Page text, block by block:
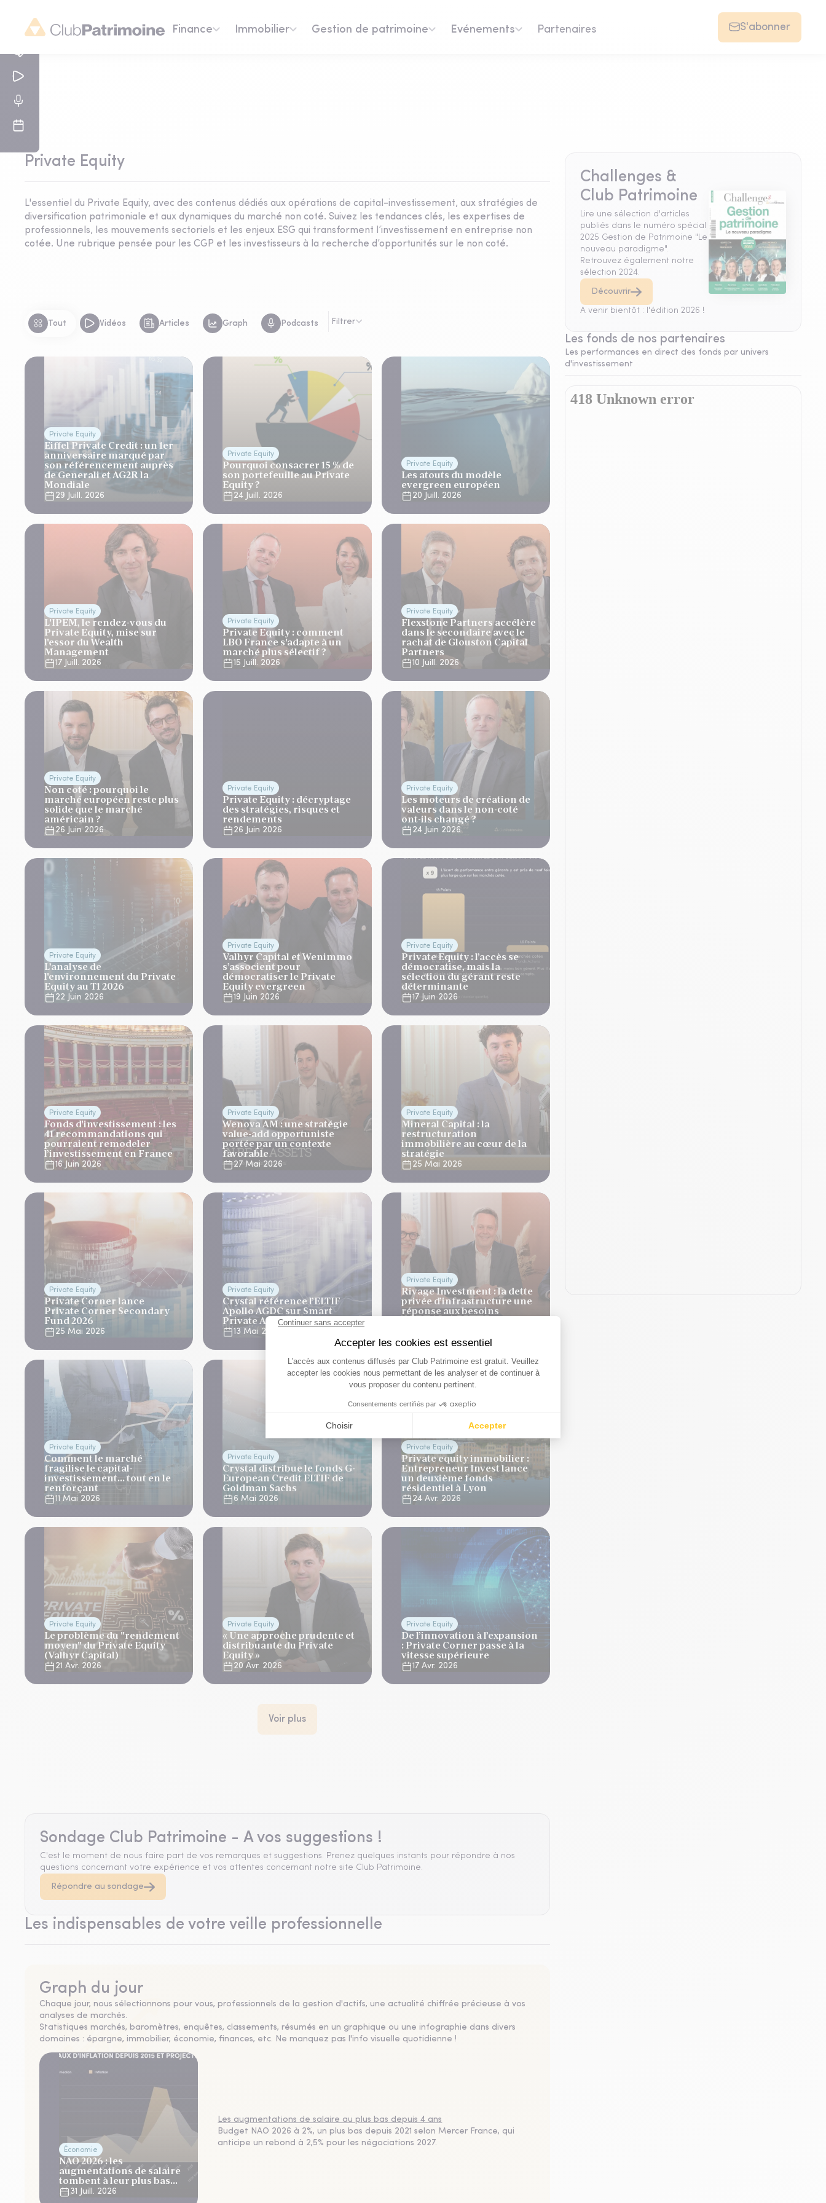
Finance Immobilier Gestion de patrimoine Evénements Partenaires S'abonner
Private Equity
L'essentiel du Private Equity, avec des contenus dédiés aux opérations de capital-investissement, aux stratégies de
diversification patrimoniale et aux dynamiques du marché non coté. Suivez les tendances clés, les expertises de
professionnels, les mouvements sectoriels et les enjeux ESG qui transforment l’investissement en entreprise non
cotée. Une rubrique pensée pour les CGP et les investisseurs à la recherche d’opportunités sur le non coté.
Tout Vidéos Articles Graph Podcasts Filtrer
Private Equity
Eiffel Private Credit : un 1er
anniversaire marqué par
son référencement auprès
de Generali et AG2R la
Mondiale
29 Juill. 2026
Private Equity
Pourquoi consacrer 15 % de
son portefeuille au Private
Equity ?
24 Juill. 2026
Private Equity
Les atouts du modèle
evergreen européen
20 Juill. 2026
Private Equity
L'IPEM, le rendez-vous du
Private Equity, mise sur
l'essor du Wealth
Management
17 Juill. 2026
Private Equity
Private Equity : comment
LBO France s'adapte à un
marché plus sélectif ?
15 Juill. 2026
Private Equity
Flexstone Partners accélère
dans le secondaire avec le
rachat de Glouston Capital
Partners
10 Juill. 2026
Private Equity
Non coté : pourquoi le
marché européen reste plus
solide que le marché
américain ?
26 Juin 2026
Private Equity
Private Equity : décryptage
des stratégies, risques et
rendements
26 Juin 2026
Private Equity
Les moteurs de création de
valeurs dans le non-coté
ont-ils changé ?
24 Juin 2026
Private Equity
L’analyse de
l'environnement du Private
Equity au T1 2026
22 Juin 2026
Private Equity
Valhyr Capital et Wenimmo
s’associent pour
démocratiser le Private
Equity evergreen
19 Juin 2026
Private Equity
Private Equity : l’accès se
démocratise, mais la
sélection du gérant reste
déterminante
17 Juin 2026
Private Equity
Fonds d'investissement : les
41 recommandations qui
pourraient remodeler
l’investissement en France
16 Juin 2026
Private Equity
Wenova AM : une stratégie
value-add opportuniste
portée par un contexte
favorable
27 Mai 2026
Private Equity
Mineral Capital : la
restructuration
immobilière au cœur de la
stratégie
25 Mai 2026
Private Equity
Private Corner lance
Private Corner Secondary
Fund 2026
25 Mai 2026
Private Equity
Crystal référence l’ELTIF
Apollo AGDC sur Smart
Private Assets®
13 Mai 2026
Private Equity
Rivage Investment : la dette
privée d’infrastructure une
réponse aux besoins
Private Equity
Comment le marché
fragilise le capital-
investissement... tout en le
renforçant
11 Mai 2026
Private Equity
Crystal distribue le fonds G-
European Credit ELTIF de
Goldman Sachs
6 Mai 2026
Private Equity
Private equity immobilier :
Entrepreneur Invest lance
un deuxième fonds
résidentiel à Lyon
24 Avr. 2026
Private Equity
Le problème du "rendement
moyen" du Private Equity
(Valhyr Capital)
21 Avr. 2026
Private Equity
« Une approche prudente et
distribuante du Private
Equity »
20 Avr. 2026
Private Equity
De l’innovation à l’expansion
: Private Corner passe à la
vitesse supérieure
17 Avr. 2026
Voir plus
Sondage Club Patrimoine - A vos suggestions !
C'est le moment de nous faire part de vos remarques et suggestions. Prenez quelques instants pour répondre à nos
questions concernant votre expérience et vos attentes concernant notre site Club Patrimoine.
Répondre au sondage
Les indispensables de votre veille professionnelle
Graph du jour
Chaque jour, nous sélectionnons pour vous, professionnels de la gestion d'actifs, une actualité chiffrée précieuse à vos
analyses de marchés.
Statistiques marchés, baromètres, enquêtes, classements, résumés en un graphique ou une infographie dans divers
domaines : épargne, immobilier, économie, finances, etc. Ne manquez pas l'info visuelle quotidienne !
Économie
NAO 2026 : les
augmentations de salaire
tombent à leur plus bas
niveau depuis 4 ans
31 Juill. 2026
Les augmentations de salaire au plus bas depuis 4 ans
Budget NAO 2026 à 2%, un plus bas depuis 2021 selon Mercer France, qui
anticipe un rebond à 2,5% pour les négociations 2027.
Challenges &
Club Patrimoine
Lire une sélection d'articles
publiés dans le numéro spécial
2025 Gestion de Patrimoine "Le
nouveau paradigme".
Retrouvez également notre
sélection 2024.
Découvrir
A venir bientôt : l'édition 2026 !
Les fonds de nos partenaires
Les performances en direct des fonds par univers
d'investissement